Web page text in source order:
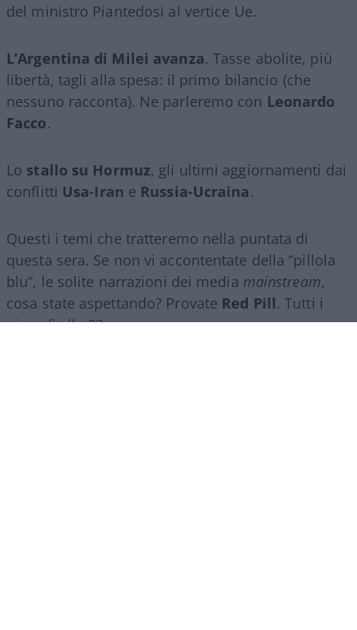
del ministro Piantedosi al vertice Ue.
L’Argentina di Milei avanza. Tasse abolite, più
libertà, tagli alla spesa: il primo bilancio (che
nessuno racconta). Ne parleremo con Leonardo
Facco.
Lo stallo su Hormuz, gli ultimi aggiornamenti dai
conflitti Usa-Iran e Russia-Ucraina.
Questi i temi che tratteremo nella puntata di
questa sera. Se non vi accontentate della “pillola
blu”, le solite narrazioni dei media mainstream,
cosa state aspettando? Provate Red Pill. Tutti i
giovedì alle 23